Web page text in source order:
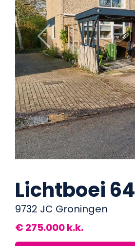
Previous
Lichtboei 64
9732 JC Groningen
€ 275.000 k.k.